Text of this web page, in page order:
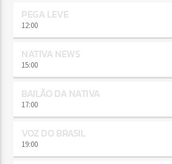
PEGA LEVE
12:00
NATIVA NEWS
15:00
BAILÃO DA NATIVA
17:00
VOZ DO BRASIL
19:00